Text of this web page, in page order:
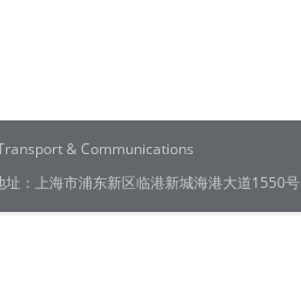
& Communications
：上海市浦东新区临港新城海港大道1550号